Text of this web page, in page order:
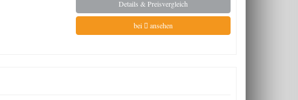
Details & Preisvergleich
bei ansehen